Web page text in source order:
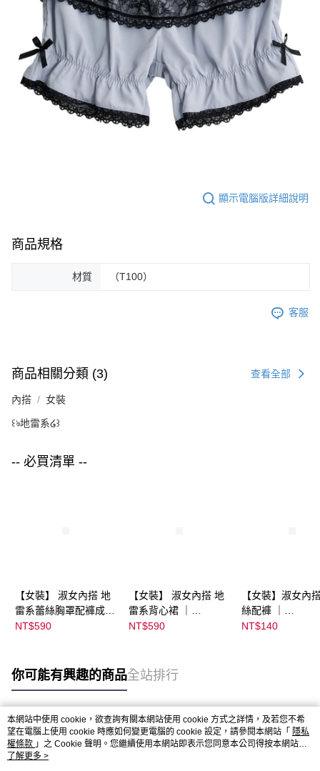
顯示電腦版詳細說明
商品規格
材質 （T100）
客服
商品相關分類 (3) 查看全部
內搭 女裝
꒰ঌ地雷系໒꒱
-- 必買清單 --
【女裝】 淑女內搭 地
雷系蕾絲胸罩配褲成套
組 ｜
NT$590
【女裝】 淑女內搭 地
雷系背心裙 ｜
07033C05377000003
NT$590
【女裝】淑女內
絲配褲 ｜
NT$140
你可能有興趣的商品全站排行
熱門標籤
本網站中使用 cookie，欲查詢有關本網站使用 cookie 方式之詳情，及若您不希
望在電腦上使用 cookie 時應如何變更電腦的 cookie 設定，請參閱本網站「 隱私
權條款 」之 Cookie 聲明。您繼續使用本網站即表示您同意本公司得按本網站使
用條款之 Cookie 聲明使用 cookie。
了解更多 >